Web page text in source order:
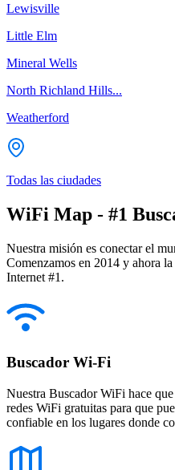
Lewisville
Little Elm
Mineral Wells
North Richland Hills...
Weatherford
Todas las ciudades
WiFi Map - #1
Nuestra misión es conectar el
Comenzamos en 2014 y ahora
Internet #1.
Buscador Wi-Fi
Nuestra Buscador WiFi hace
redes WiFi gratuitas para que
confiable en los lugares donde